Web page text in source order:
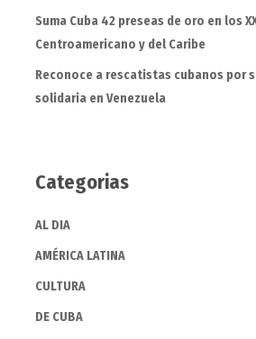
Suma Cuba 42 preseas de oro en los
Centroamericano y del Caribe
Reconoce a rescatistas cubanos por
solidaria en Venezuela
Categorias
AL DIA
AMÉRICA LATINA
CULTURA
DE CUBA